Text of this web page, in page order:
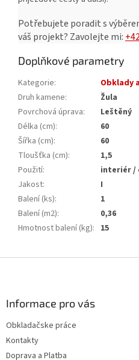
Potřebujete poradit s
váš projekt? Zavolejte mi:
Doplňkové parametry
Kategorie:
Obklady
Druh kamene:
Žula
Povrchová úprava:
Leštěný
Délka (cm):
60
Šířka (cm):
60
Tloušťka (cm):
1,5
Použití:
interiér /
Jakost:
I
Balení (ks):
1
Balení (m2):
0,36
Hmotnost balení (kg): 15
Informace pro vás
Obkladačske práce
Kontakty
Doprava a Platba